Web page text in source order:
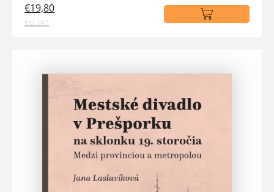
€19,80
incl. VAT